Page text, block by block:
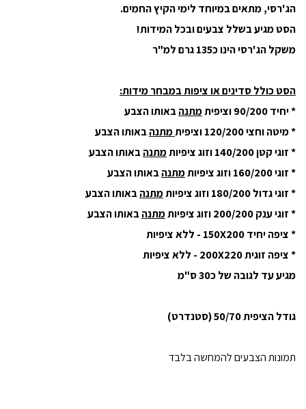
הג'רסי, מתאים במיוחד לימי הקיץ החמים.
הסט מגיע בשלל צבעים ובכל המידות!
משקל הג'רסי הינו כ135 גרם למ"ר
הסט כולל סדינים או ציפות במבחר מידות:
* יחיד 90/200 וציפית
מתנהבאותו הצבע
* מיטה וחצי 120/200 וציפית
מתנהבאותו הצבע
* זוגי קטן 140/200 וזוג ציפיות
מתנהבאותו הצבע
* זוגי 160/200 וזוג ציפיות
מתנהבאותו הצבע
* זוגי גדול 180/200 וזוג ציפיות
מתנהבאותו הצבע
* זוגי ענק 200/200 וזוג ציפיות
מתנהבאותו הצבע
* ציפה יחיד 150X200 - ללא ציפיות
* ציפה זוגית 200X220 - ללא ציפיות
מגיע עד לגובה של כ30 ס"מ
גודל הציפית 50/70 (סטנדרט)
תמונות הצבעים להמחשה בלבד